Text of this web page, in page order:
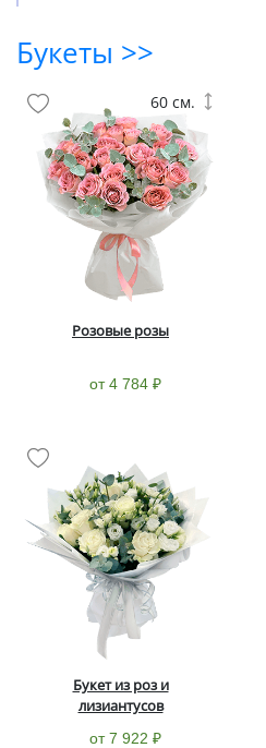
Букеты >>
Розовые розы
от 4 784 ₽
60 см.
Букет из роз и
лизиантусов
от 7 922 ₽